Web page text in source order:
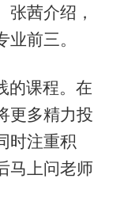
张茜介绍，
前三。
的课程。在
更多精力投
时注重积
马上问老师